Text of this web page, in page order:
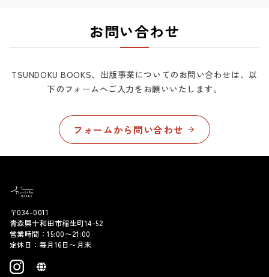
お問い合わせ
TSUNDOKU BOOKS、出版事業についてのお問い合わせは、以
下のフォームへご入力をお願いいたします。
フォームから問い合わせ
〒034-0011
青森県十和田市稲生町14-52
営業時間：15:00〜21:00
定休日：毎月16日〜月末